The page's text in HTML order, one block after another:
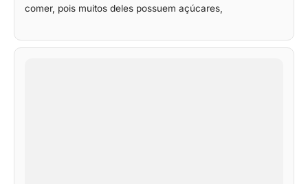
comer, pois muitos deles possuem açúcares,